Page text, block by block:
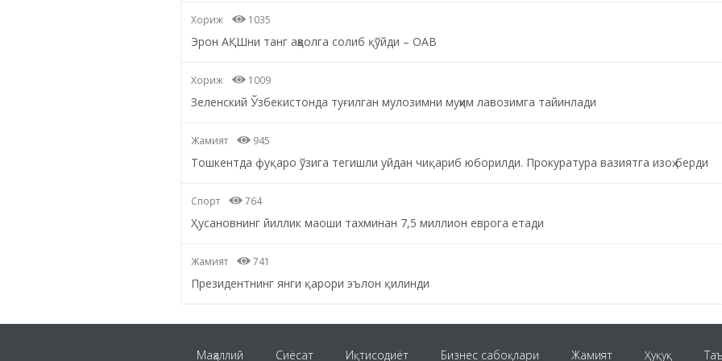
Хориж 1035
Эрон АҚШни танг аҳволга солиб қўйди – ОАВ
Хориж 1009
Зеленский Ўзбекистонда туғилган мулозимни муҳим лавозимга тайинлади
Жамият 945
Тошкентда фуқаро ўзига тегишли уйдан чиқариб юборилди. Прокуратура вазиятга изоҳ берди
Спорт 764
Ҳусановнинг йиллик маоши тахминан 7,5 миллион еврога етади
Жамият 741
Президентнинг янги қарори эълон қилинди
Маҳаллий Сиёсат Иқтисодиёт Бизнес сабоқлари Жамият Ҳуқуқ